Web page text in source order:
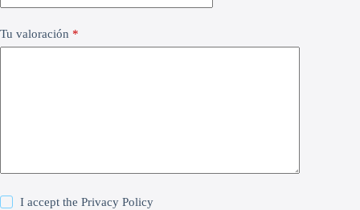
Tu valoración *
I accept thePrivacy Policy